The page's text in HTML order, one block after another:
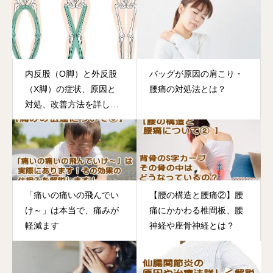
内反股（O脚）と外反股
（X脚）の症状、原因と
対処、改善方法を詳しく
解説
バッグが原因の肩こり・
腰痛の対処法とは？
「痛いの痛いの飛んでい
け～」は本当で、痛みが
軽減ます
【腰の構造と腰痛②】腰
痛にかかわる椎間板、腰
神経や座骨神経とは？